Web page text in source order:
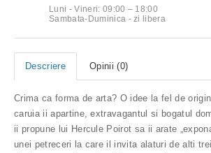
Luni - Vineri: 09:00 – 18:00
Sambata-Duminica - zi libera
Descriere Opinii (0)
Crima ca forma de arta? O idee la fel de
caruia ii apartine, extravagantul si bogatul
ii pro­pune lui Hercule Poirot sa ii arate
unei petreceri la care il invita alaturi de alti